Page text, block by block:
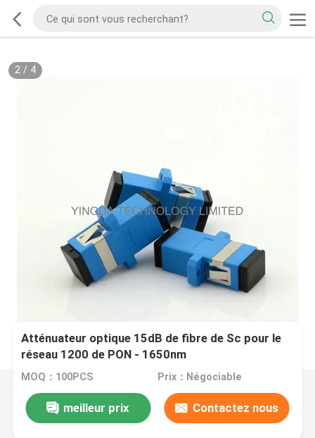
2/ 4
Atténuateur optique 15dB de fibre de Sc pour le
réseau 1200 de PON - 1650nm
MOQ：100PCS Prix：Négociable
meilleur prix Contactez nous